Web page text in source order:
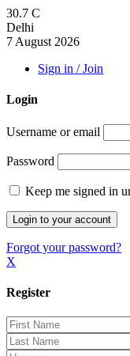
30.7 C
Delhi
7 August 2026
Sign in / Join
Login
Username or email
Password
Keep me signed in
Forgot your password?
X
Register